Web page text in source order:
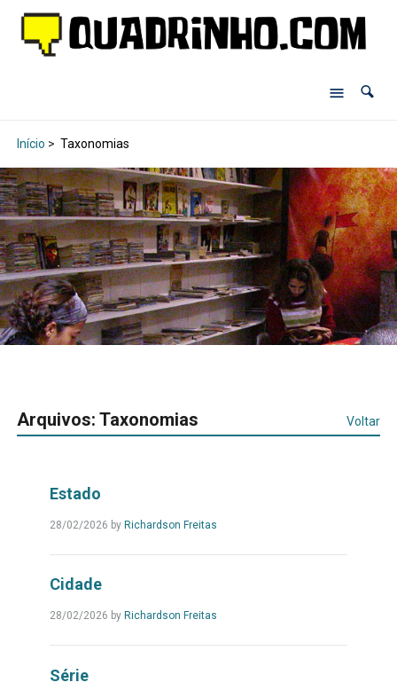
Início > Taxonomias
Arquivos: Taxonomias Voltar
Estado
28/02/2026 by Richardson FreitasLeia
Cidade
28/02/2026 by Richardson FreitasLeia
Série